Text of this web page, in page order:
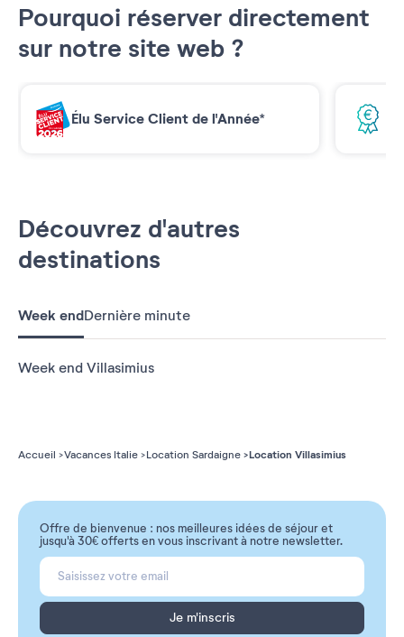
Pourquoi réserver directement
sur notre site web ?
Élu Service Client de l'Année*
Découvrez d'autres
destinations
Week endDernière minute
Week end Villasimius
Accueil Vacances Italie Location Sardaigne Location Villasimius
Offre de bienvenue : nos meilleures idées de séjour et
jusqu'à 30€ offerts en vous inscrivant à notre newsletter.
Je m'inscris